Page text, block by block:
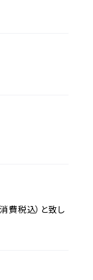
費税込）と致し